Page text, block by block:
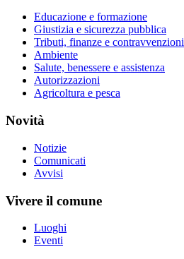
Educazione e formazione
Giustizia e sicurezza pubblica
Tributi, finanze e contravvenzioni
Ambiente
Salute, benessere e assistenza
Autorizzazioni
Agricoltura e pesca
Novità
Notizie
Comunicati
Avvisi
Vivere il comune
Luoghi
Eventi